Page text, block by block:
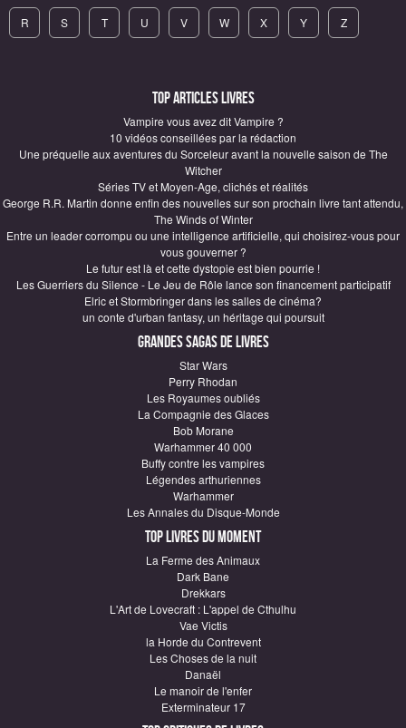
R S T U V W X Y Z
Top articles Livres
Vampire vous avez dit Vampire ?
10 vidéos conseillées par la rédaction
Une préquelle aux aventures du Sorceleur avant la nouvelle saison de The
Witcher
Séries TV et Moyen-Age, clichés et réalités
George R.R. Martin donne enfin des nouvelles sur son prochain livre tant attendu,
The Winds of Winter
Entre un leader corrompu ou une intelligence artificielle, qui choisirez-vous pour
vous gouverner ?
Le futur est là et cette dystopie est bien pourrie !
Les Guerriers du Silence - Le Jeu de Rôle lance son financement participatif
Elric et Stormbringer dans les salles de cinéma?
un conte d'urban fantasy, un héritage qui poursuit
Grandes sagas de Livres
Star Wars
Perry Rhodan
Les Royaumes oubliés
La Compagnie des Glaces
Bob Morane
Warhammer 40 000
Buffy contre les vampires
Légendes arthuriennes
Warhammer
Les Annales du Disque-Monde
Top Livres du moment
La Ferme des Animaux
Dark Bane
Drekkars
L'Art de Lovecraft : L'appel de Cthulhu
Vae Victis
la Horde du Contrevent
Les Choses de la nuit
Danaël
Le manoir de l'enfer
Exterminateur 17